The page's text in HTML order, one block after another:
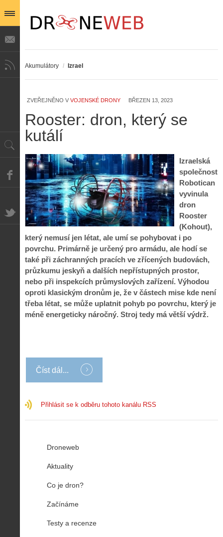
Akumulátory / Izrael
ZVEŘEJNĚNO V VOJENSKÉ DRONY BŘEZEN 13, 2023
Rooster: dron, který se
kutálí
Izraelská
společnost
Robotican
vyvinula
dron
Rooster
(Kohout),
který nemusí jen létat, ale umí se pohybovat i po
povrchu. Primárně je určený pro armádu, ale hodí se
také při záchranných pracích ve zřícených budovách,
průzkumu jeskyň a dalších nepřístupných prostor,
nebo při inspekcích průmyslových zařízení. Výhodou
oproti klasickým dronům je, že v částech mise kde není
třeba létat, se může uplatnit pohyb po povrchu, který je
méně energeticky náročný. Stroj tedy má větší výdrž.
Číst dál...
Přihlásit se k odběru tohoto kanálu RSS
Droneweb
Aktuality
Co je dron?
Začínáme
Testy a recenze